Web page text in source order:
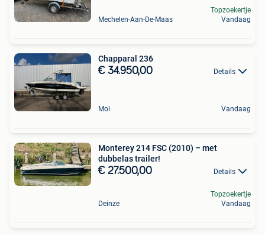
Mechelen-Aan-De-Maas
Topzoekertje
Vandaag
Chapparal 236
€ 34.950,00 Details
Mol Vandaag
Monterey 214 FSC (2010) – met
dubbelas trailer!
€ 27.500,00 Details
Deinze
Topzoekertje
Vandaag